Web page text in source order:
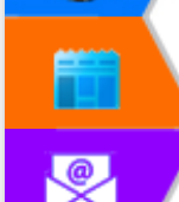
Hội thảo góp ý hồ sơ điều
hoạch tỉnh Đắk Lắk thời kỳ
tầm nhìn đến năm 2050
Nâng cao hiệu quả hoạt
doanh nghiệp nhà nước
Hội nghị triển khai kết nối
truyền số liệu chuyên
quan Đảng, Nhà nước